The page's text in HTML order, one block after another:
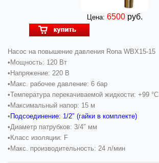
Цена: 6500 руб.
Насос на повышение давления Rona WBX15-15
•Мощность: 120 Вт
•Напряжение: 220 В
•Макс. рабочее давление: 6 бар
•Температура перекачиваемой жидкости: +99 °C
•Максимальный напор: 15 м
•Подсоединение: 1/2″ (гайки в комплекте)
•Диаметр патрубков: 3/4″ мм
•Класс изоляции: F
•Макс. производительность: 24 л/мин